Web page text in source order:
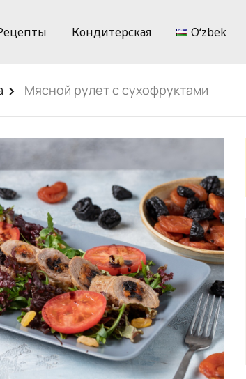
Кондитерская Oʻzbek
Мясной рулет с сухофруктами